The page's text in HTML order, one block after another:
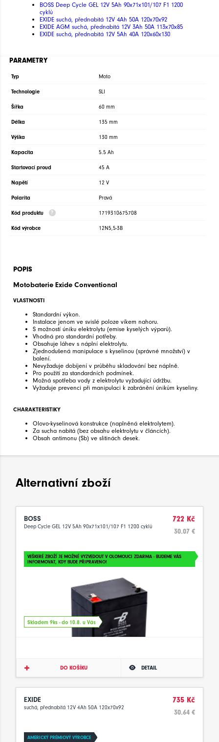
BOSS Deep Cycle GEL 12V 5Ah 90x71x101/107 F1 1200
cyklů
EXIDE suchá, přednabitá 12V 4Ah 50A 120x70x92
EXIDE AGM suchá, přednabitá 12V 3Ah 50A 113x70x85
EXIDE suchá, přednabitá 12V 5Ah 40A 120x60x130
PARAMETRY
Typ Moto
Technologie SLI
Šířka 60 mm
Délka 135 mm
Výška 130 mm
Kapacita 5.5 Ah
Startovací proud 45 A
Napětí 12 V
Polarita Pravá
Kód produktu 1719310675708
Kód výrobce 12N5,5-3B
POPIS
Motobaterie Exide Conventional
VLASTNOSTI
Standardní výkon.
Instalace jenom ve svislé poloze víkem nahoru.
S možností úniku elektrolytu (emise kyselých výparů).
Vhodná pro standardní potřeby.
Obsahuje láhev s náplní elektrolytu.
Zjednodušená manipulace s kyselinou (správné množství) v
balení.
Nevyžaduje dobíjení v průběhu skladování bez náplně.
Pro použití za standardních podmínek.
Možná spotřeba vody z elektrolytu vyžadující údržbu.
Vyžaduje prevenci při manipulaci k zabránění únikům kyseliny.
CHARAKTERISTIKY
Olovo-kyselinová konstrukce (naplněná elektrolytem).
Za sucha nabitá (bez obsahu elektrolytu v článcích).
Obsah antimonu (Sb) ve slitinách desek.
Alternativní zboží
BOSS
Deep Cycle GEL 12V 5Ah 90x71x101/107 F1 1200 cyklů
722 Kč
30.07 €
VEŠKERÉ ZBOŽÍ JE MOŽNÉ VYZVEDOUT V OLOMOUCI ZDARMA - BUDEME VÁS
INFORMOVAT, KDY BUDE PŘIPRAVENO!
Skladem 9ks - do 10.8. u Vás
DO KOŠÍKU DETAIL
EXIDE
suchá, přednabitá 12V 4Ah 50A 120x70x92
735 Kč
30.64 €
AMERICKÝ PRÉMIOVÝ VÝROBCE